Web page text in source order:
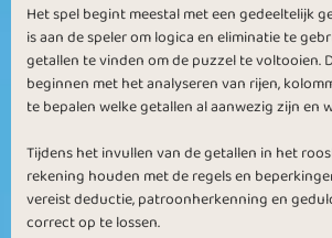
Het spel begint meestal met een gedeeltelijk
is aan de speler om logica en eliminatie te
getallen te vinden om de puzzel te voltooien.
beginnen met het analyseren van rijen,
te bepalen welke getallen al aanwezig zijn en
Tijdens het invullen van de getallen in het
rekening houden met de regels en
vereist deductie, patroonherkenning en
correct op te lossen.